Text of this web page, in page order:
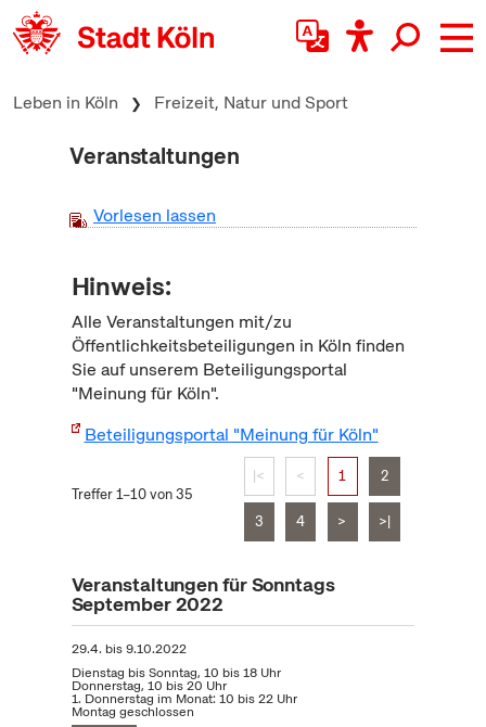
zum Inhalt springen
Leben in Köln Freizeit, Natur und Sport
Veranstaltungen
Vorlesen lassen
Hinweis:
Alle Veranstaltungen mit/zu
Öffentlichkeitsbeteiligungen in Köln finden
Sie auf unserem Beteiligungsportal
"Meinung für Köln".
Beteiligungsportal "Meinung für Köln"
Treffer 1–10 von 35
|< < 1 2
3 4 > >|
Veranstaltungen für Sonntags
September 2022
29.4. bis9.10.2022
Dienstag bis Sonntag, 10 bis 18 Uhr
Donnerstag, 10 bis 20 Uhr
1. Donnerstag im Monat: 10 bis 22 Uhr
Montag geschlossen